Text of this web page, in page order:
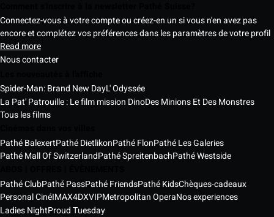
Connectez-vous à votre compte ou créez-en un si vous n'en avez pas
encore et complétez vos préférences dans les paramètres de votre profil
Read more
Nous contacter
Spider-Man: Brand New DayL' Odyssée
La Pat' Patrouille : Le film mission DinoDes Minions Et Des Monstres
Tous les films
Pathé BalexertPathé DietlikonPathé FlonPathé Les Galeries
Pathé Mall Of SwitzerlandPathé SpreitenbachPathé Westside
Pathé ClubPathé PassPathé FriendsPathé KidsChèques-cadeaux
Personal CinéIMAX4DXVIPMetropolitan OperaNos experiences
Ladies NightProud Tuesday